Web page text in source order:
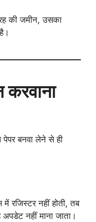
की जमीन, उसका
करवाना
पेपर बनवा लेने से ही
रजिस्टर नहीं होती, तब
नहीं माना जाता।